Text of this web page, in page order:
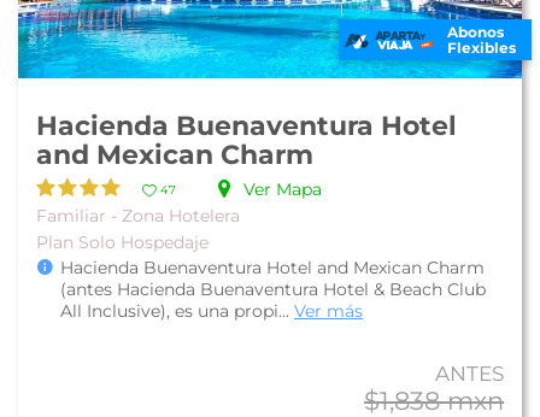
Abonos
Flexibles
Hacienda Buenaventura Hotel
and Mexican Charm
47
Ver Mapa
Familiar - Zona Hotelera
Plan Solo Hospedaje
Hacienda Buenaventura Hotel and Mexican Charm
(antes Hacienda Buenaventura Hotel & Beach Club
All Inclusive), es una propi... Ver más
ANTES
$1,838 mxn